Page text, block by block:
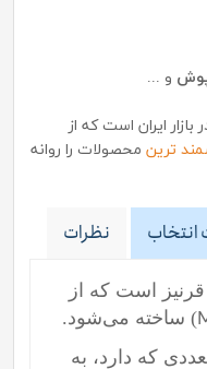
و ...
ایران است که از
ترین محصولات را روانه
انتخاب نظرات
قرنیز است که از
) ساخته می‌شود.
که دارد، به